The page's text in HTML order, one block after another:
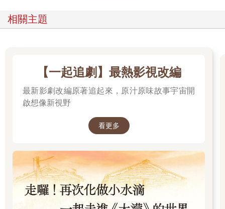
相關主題
【一起追劇】最熱影視改編
最新影劇改編原著追起來，原汁原味故事宇宙開
啟想像新視野
看更多